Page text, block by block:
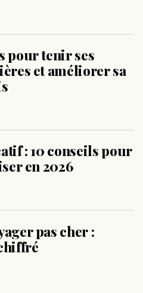
pour tenir ses
et améliorer sa
: 10 conseils pour
en 2026
pas cher :